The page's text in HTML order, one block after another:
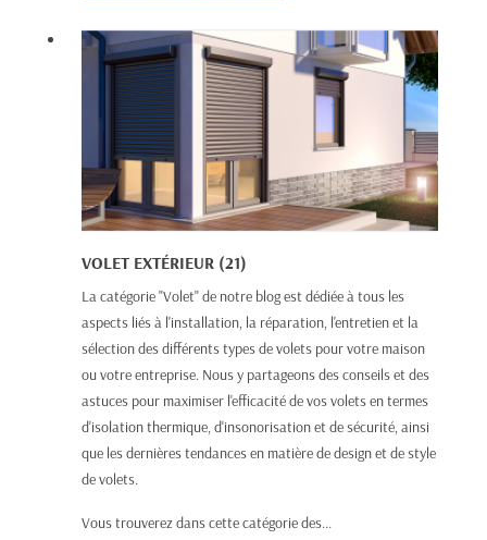
VOLET EXTÉRIEUR (21)
La catégorie "Volet" de notre blog est dédiée à tous les
aspects liés à l'installation, la réparation, l'entretien et la
sélection des différents types de volets pour votre maison
ou votre entreprise. Nous y partageons des conseils et des
astuces pour maximiser l'efficacité de vos volets en termes
d'isolation thermique, d'insonorisation et de sécurité, ainsi
que les dernières tendances en matière de design et de style
de volets.
Vous trouverez dans cette catégorie des...